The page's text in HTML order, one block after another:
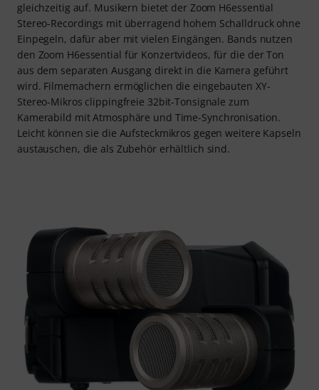
gleichzeitig auf. Musikern bietet der Zoom H6essential
Stereo-Recordings mit überragend hohem Schalldruck ohne
Einpegeln, dafür aber mit vielen Eingängen. Bands nutzen
den Zoom H6essential für Konzertvideos, für die der Ton
aus dem separaten Ausgang direkt in die Kamera geführt
wird. Filmemachern ermöglichen die eingebauten XY-
Stereo-Mikros clippingfreie 32bit-Tonsignale zum
Kamerabild mit Atmosphäre und Time-Synchronisation.
Leicht können sie die Aufsteckmikros gegen weitere Kapseln
austauschen, die als Zubehör erhältlich sind.